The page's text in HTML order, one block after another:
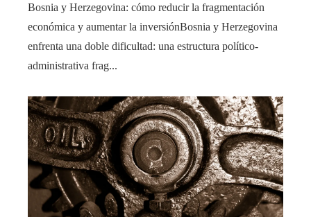
Bosnia y Herzegovina: cómo reducir la fragmentación
económica y aumentar la inversiónBosnia y Herzegovina
enfrenta una doble dificultad: una estructura político-
administrativa frag...